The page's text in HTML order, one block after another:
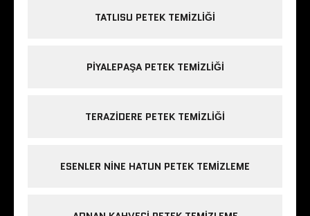
TATLISU PETEK TEMIZLIĞI
PIYALEPAŞA PETEK TEMIZLIĞI
TERAZIDERE PETEK TEMIZLIĞI
ESENLER NINE HATUN PETEK TEMIZLEME